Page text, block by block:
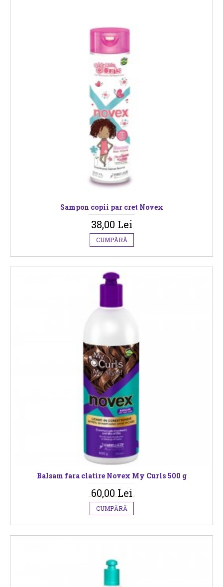
Sampon copii par cret Novex
38,00 Lei
CUMPĂRĂ
Balsam fara clatire Novex My Curls 500 g
60,00 Lei
CUMPĂRĂ